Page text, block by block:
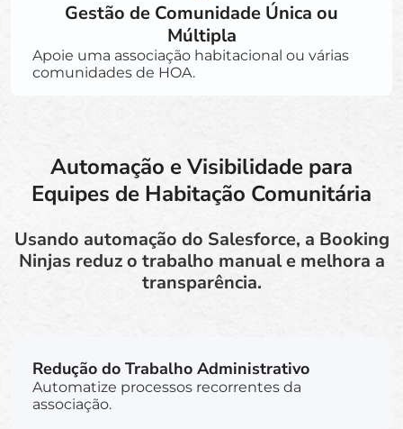
Gestão de Comunidade Única ou
Múltipla
Apoie uma associação habitacional ou várias
comunidades de HOA.
Automação e Visibilidade para
Equipes de Habitação Comunitária
Usando automação do Salesforce, a Booking
Ninjas reduz o trabalho manual e melhora a
transparência.
Redução do Trabalho Administrativo
Automatize processos recorrentes da
associação.